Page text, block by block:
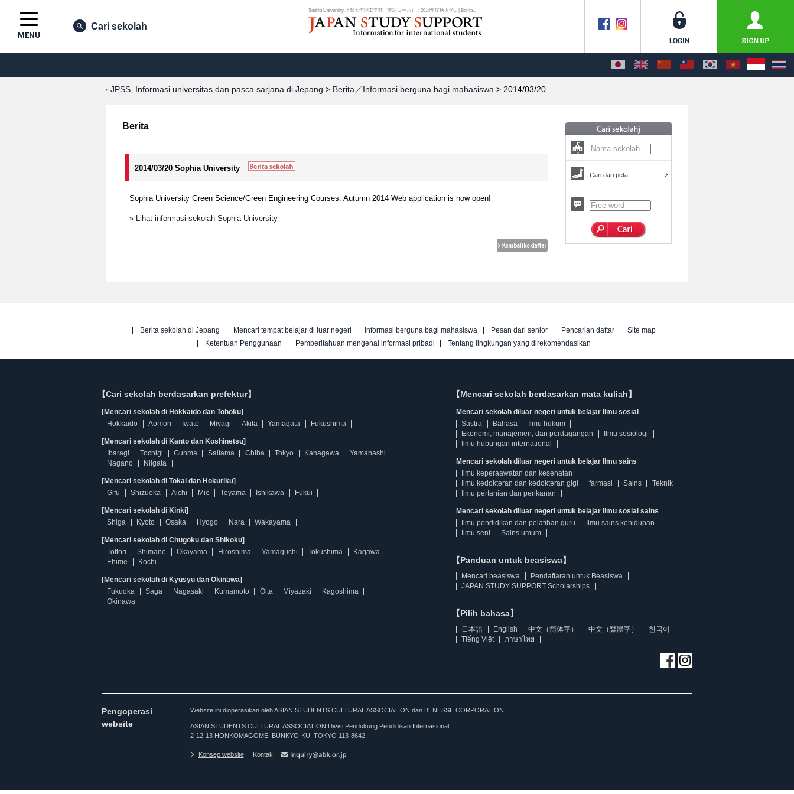
Sophia University 上智大学理工学部（英語コース）：2014年度秋入学... | Berita...
MENU
Cari sekolah
JPSS, Informasi universitas dan pasca sarjana di Jepang > Berita／Informasi berguna bagi mahasiswa > 2014/03/20
Berita
2014/03/20 Sophia University
Sophia University Green Science/Green Engineering Courses: Autumn 2014 Web application is now open!
» Lihat informasi sekolah Sophia University
Cari dari peta
Berita sekolah di Jepang Mencari tempat belajar di luar negeri Informasi berguna bagi mahasiswa Pesan dari senior Pencarian daftar
Site map
Ketentuan Penggunaan
Pemberitahuan mengenai informasi pribadi Tentang lingkungan yang direkomendasikan
【Cari sekolah berdasarkan prefektur】
[Mencari sekolah di Hokkaido dan Tohoku]
Hokkaido
Aomori Iwate Miyagi Akita Yamagata Fukushima
[Mencari sekolah di Kanto dan Koshinetsu]
Ibaragi
Tochigi Gunma Saitama Chiba Tokyo Kanagawa
Yamanashi
Nagano
Niigata
[Mencari sekolah di Tokai dan Hokuriku]
Gifu
Shizuoka Aichi Mie Toyama Ishikawa Fukui
[Mencari sekolah di Kinki]
Shiga
Kyoto Osaka Hyogo Nara Wakayama
[Mencari sekolah di Chugoku dan Shikoku]
Tottori
Shimane Okayama Hiroshima Yamaguchi Tokushima
Kagawa
Ehime
Kochi
[Mencari sekolah di Kyusyu dan Okinawa]
Fukuoka
Saga Nagasaki Kumamoto Oita Miyazaki
Kagoshima
Okinawa
【Mencari sekolah berdasarkan mata kuliah】
Mencari sekolah diluar negeri untuk belajar Ilmu sosial
Sastra
Bahasa
Ilmu hukum
Ekonomi, manajemen, dan perdagangan
Ilmu sosiologi
Ilmu hubungan international
Mencari sekolah diluar negeri untuk belajar Ilmu sains
Ilmu keperaawatan dan kesehatan
Ilmu kedokteran dan kedokteran gigi
farmasi Sains
Teknik
Ilmu pertanian dan perikanan
Mencari sekolah diluar negeri untuk belajar Ilmu sosial sains
Ilmu pendidikan dan pelatihan guru
Ilmu sains kehidupan
Ilmu seni
Sains umum
【Panduan untuk beasiswa】
Mencari beasiswa
Pendaftaran untuk Beasiswa
JAPAN STUDY SUPPORT Scholarships
【Pilih bahasa】
日本語 English 中文（简体字） 中文（繁體字）
한국어
Tiếng Việt
ภาษาไทย
Pengoperasi
website
Website ini dioperasikan oleh ASIAN STUDENTS CULTURAL ASSOCIATION dan BENESSE CORPORATION
ASIAN STUDENTS CULTURAL ASSOCIATION Divisi Pendukung Pendidikan Internasional
2-12-13 HONKOMAGOME, BUNKYO-KU, TOKYO 113-8642
Konsep website Kontak